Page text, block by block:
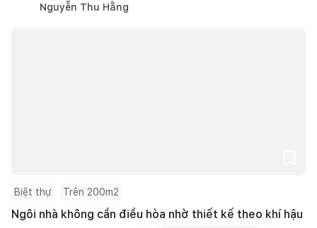
Nguyễn Thu Hằng
Biệt thự Trên 200m2
Ngôi nhà không cần điều hòa nhờ thiết kế theo khí hậu